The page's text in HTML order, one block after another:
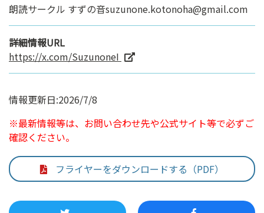
フライヤーをダウンロードする（PDF）
朗読サークル すずの音suzunone.kotonoha@gmail.com
詳細情報URL
https://x.com/SuzunoneI
情報更新日:2026/7/8
※最新情報等は、お問い合わせ先や公式サイト等で必ずご
確認ください。